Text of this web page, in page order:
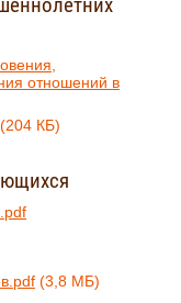
отношений в
(204 КБ)
(3,8 МБ)